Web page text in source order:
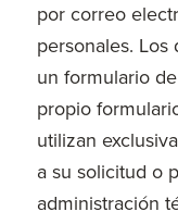
por correo
personales.
un formulario
propio
utilizan
a su solicitud o
administración